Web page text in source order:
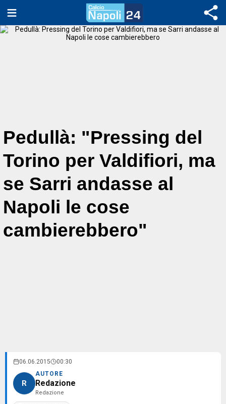
Pedullà: "Pressing del
Torino per Valdifiori, ma
se Sarri andasse al
Napoli le cose
cambierebbero"
06.06.2015 00:30
R
AUTORE
Redazione
Redazione